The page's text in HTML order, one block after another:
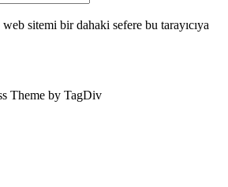
sitemi bir dahaki sefere bu tarayıcıya
Theme by TagDiv